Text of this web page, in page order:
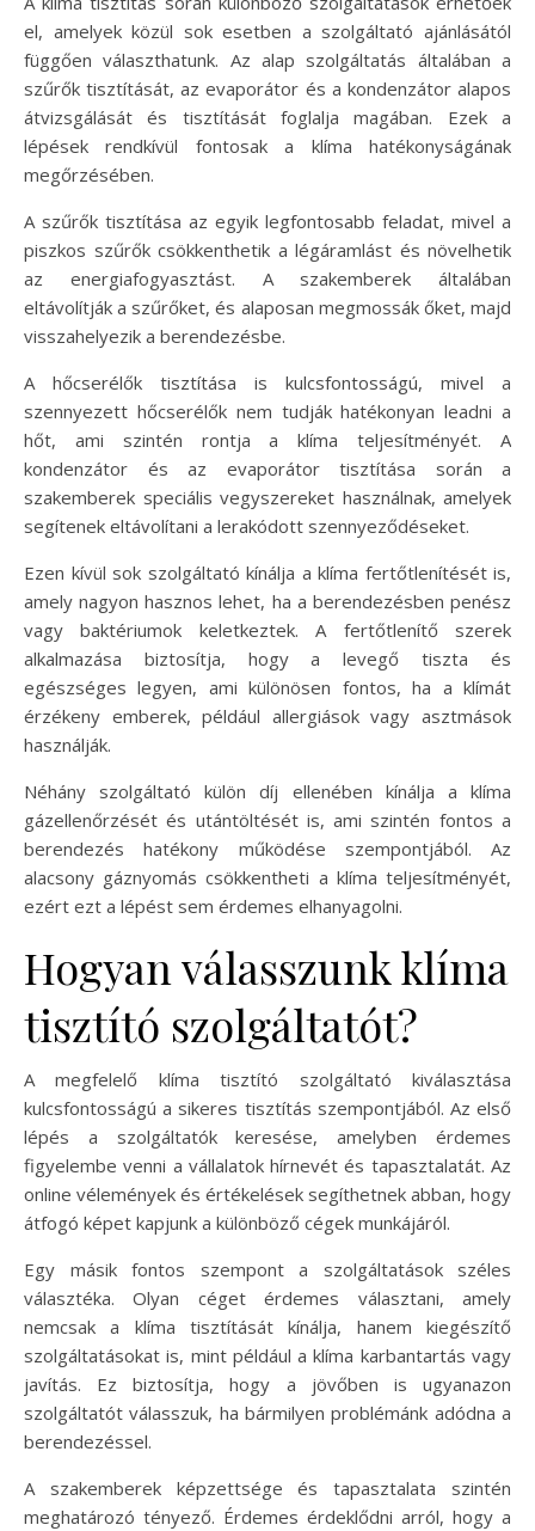
el, amelyek közül sok esetben a szolgáltató ajánlásától
függően választhatunk. Az alap szolgáltatás általában a
szűrők tisztítását, az evaporátor és a kondenzátor alapos
átvizsgálását és tisztítását foglalja magában. Ezek a
lépések rendkívül fontosak a klíma hatékonyságának
megőrzésében.
A szűrők tisztítása az egyik legfontosabb feladat, mivel a
piszkos szűrők csökkenthetik a légáramlást és növelhetik
az energiafogyasztást. A szakemberek általában
eltávolítják a szűrőket, és alaposan megmossák őket, majd
visszahelyezik a berendezésbe.
A hőcserélők tisztítása is kulcsfontosságú, mivel a
szennyezett hőcserélők nem tudják hatékonyan leadni a
hőt, ami szintén rontja a klíma teljesítményét. A
kondenzátor és az evaporátor tisztítása során a
szakemberek speciális vegyszereket használnak, amelyek
segítenek eltávolítani a lerakódott szennyeződéseket.
Ezen kívül sok szolgáltató kínálja a klíma fertőtlenítését is,
amely nagyon hasznos lehet, ha a berendezésben penész
vagy baktériumok keletkeztek. A fertőtlenítő szerek
alkalmazása biztosítja, hogy a levegő tiszta és
egészséges legyen, ami különösen fontos, ha a klímát
érzékeny emberek, például allergiások vagy asztmások
használják.
Néhány szolgáltató külön díj ellenében kínálja a klíma
gázellenőrzését és utántöltését is, ami szintén fontos a
berendezés hatékony működése szempontjából. Az
alacsony gáznyomás csökkentheti a klíma teljesítményét,
ezért ezt a lépést sem érdemes elhanyagolni.
Hogyan válasszunk klíma
tisztító szolgáltatót?
A megfelelő klíma tisztító szolgáltató kiválasztása
kulcsfontosságú a sikeres tisztítás szempontjából. Az első
lépés a szolgáltatók keresése, amelyben érdemes
figyelembe venni a vállalatok hírnevét és tapasztalatát. Az
online vélemények és értékelések segíthetnek abban, hogy
átfogó képet kapjunk a különböző cégek munkájáról.
Egy másik fontos szempont a szolgáltatások széles
választéka. Olyan céget érdemes választani, amely
nemcsak a klíma tisztítását kínálja, hanem kiegészítő
szolgáltatásokat is, mint például a klíma karbantartás vagy
javítás. Ez biztosítja, hogy a jövőben is ugyanazon
szolgáltatót válasszuk, ha bármilyen problémánk adódna a
berendezéssel.
A szakemberek képzettsége és tapasztalata szintén
meghatározó tényező. Érdemes érdeklődni arról, hogy a